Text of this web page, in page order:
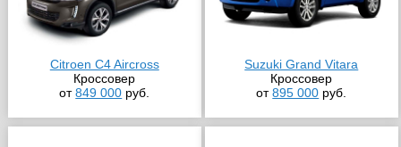
Citroen C4 Aircross
Кроссовер
от849 000 руб.
Suzuki Grand Vitara
Кроссовер
от895 000 руб.